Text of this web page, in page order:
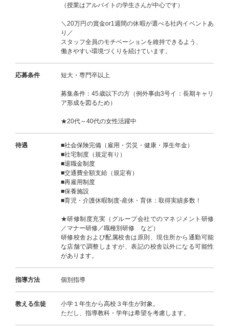
（授業はアルバイトの学生さんが中心です）
＼20万円の賞金or1週間の休暇が選べる社内イベントあ
り／
スタッフ全員のモチベーションを維持できるよう、
働きやすい環境づくりを続けています。
応募条件 短大・専門卒以上
募集条件：45歳以下の方（例外事由3号イ：長期キャリ
ア形成を図るため）
★20代～40代の女性活躍中
待遇
■社会保険完備（雇用・労災・健康・厚生年金）
■社宅制度（規定有り）
■退職金制度
■交通費全額支給（規定有）
■再雇用制度
■保養施設
■育児・介護休暇制度-産休・育休：取得実績多数！
★研修制度充実（グループ会社でのマネジメント研修
／マナー研修／職種別研修 など）
研修校舎および配属校舎は原則、現住所から通勤可能
な店舗で調整しますが、表記の校舎以外になる可能性
があります。
指導方法 個別指導
教える生徒
小学１年生から高校３年生が対象。
ただし、指導教科・学年は希望を考慮します。